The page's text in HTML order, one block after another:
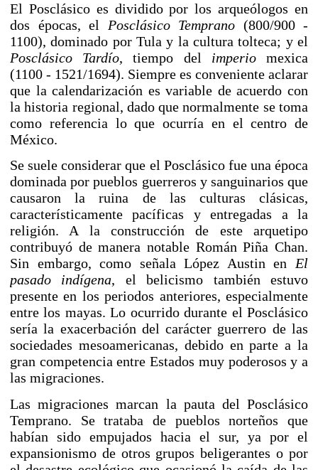
El Posclásicoes dividido por los arqueólogos en
dos épocas, el Posclásico Temprano (800/900 -
1100), dominado por Tula y la culturatolteca; y el
Posclásico Tardío, tiempo del imperio
mexica
(1100 - 1521/1694). Siempre es conveniente aclarar
que la calendarización es variable de acuerdo con
la historia regional, dado que normalmente se toma
como referencia lo que ocurría en el centro de
México.
Se suele considerar que el Posclásico fue una época
dominada por pueblos guerreros y sanguinarios que
causaron la ruina de las culturas clásicas,
característicamente pacíficas y entregadas a la
religión. A la construcción de este arquetipo
contribuyó de manera notable Román Piña Chan.
Sin embargo, como señala López Austin en El
pasado indígena, el belicismo también estuvo
presente en los periodos anteriores, especialmente
entre los mayas. Lo ocurrido durante el Posclásico
sería la exacerbación del carácter guerrero de las
sociedades mesoamericanas, debido en parte a la
gran competencia entre Estados muy poderosos y a
las migraciones.
Las migraciones marcan la pauta del Posclásico
Temprano. Se trataba de pueblos norteños que
habían sido empujados hacia el sur, ya por el
expansionismo de otros grupos beligerantes o por